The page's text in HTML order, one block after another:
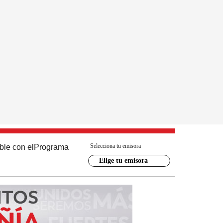
con el Programa Selecciona tu emisora
Elige tu emisora